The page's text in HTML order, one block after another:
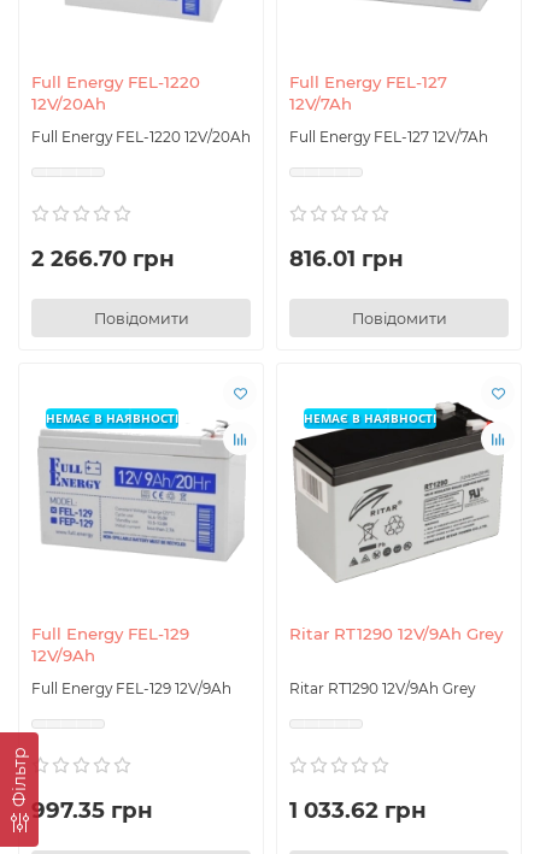
Фільтр
Full Energy FEL-1220
12V/20Ah
Full Energy FEL-1220 12V/20Ah
2 266.70 грн
Повідомити
Full Energy FEL-127
12V/7Ah
Full Energy FEL-127 12V/7Ah
816.01 грн
Повідомити
Full Energy FEL-129
12V/9Ah
Full Energy FEL-129 12V/9Ah
НЕМАЄ В НАЯВНОСТІ
997.35 грн
Ritar RT1290 12V/9Ah Grey
Ritar RT1290 12V/9Ah Grey
НЕМАЄ В НАЯВНОСТІ
1 033.62 грн